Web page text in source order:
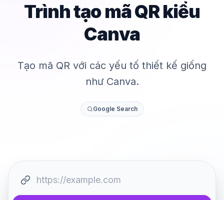
Trình tạo mã QR kiểu
Canva
Tạo mã QR với các yếu tố thiết kế giống
như Canva.
Google Search